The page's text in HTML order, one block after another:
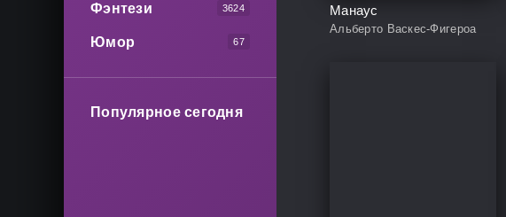
Фэнтези 3624
Юмор 67
Популярное сегодня
Манаус
Альберто Васкес-Фигероа